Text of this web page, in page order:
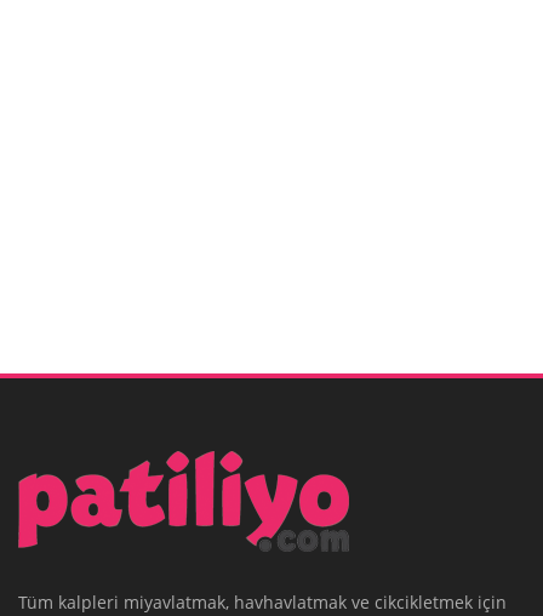
Tüm kalpleri miyavlatmak, havhavlatmak ve cikcikletmek için